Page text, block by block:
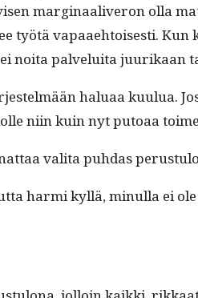
mar­gin­aaliv­eron olla
työtä vapaae­htois­es­ti.
noi­ta palvelui­ta
halu­aa kuu­lua.
niin kuin nyt putoaa
vali­ta puh­das
har­mi kyl­lä, min­ul­la ei